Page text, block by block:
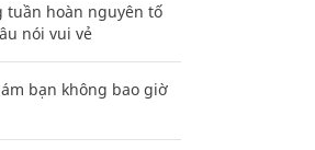
tuần hoàn nguyên tố
nói vui vẻ
bạn không bao giờ